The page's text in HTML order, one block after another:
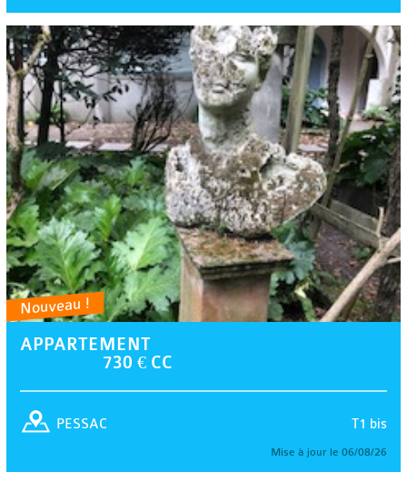
Nouveau !
APPARTEMENT
730 € CC
T1 bis
PESSAC
Mise à jour le 06/08/26